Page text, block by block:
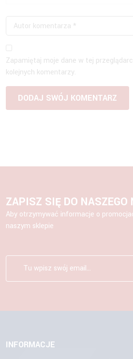
Zapamiętaj moje dane w tej
kolejnych komentarzy.
ZAPISZ SIĘ DO NASZEGO
Aby otrzymywać informacje o
naszym sklepie
INFORMACJE